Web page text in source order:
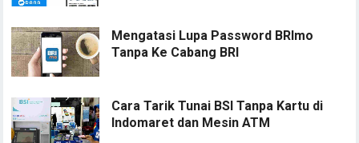
Mengatasi Lupa Password BRImo
Tanpa Ke Cabang BRI
Cara Tarik Tunai BSI Tanpa Kartu di
Indomaret dan Mesin ATM